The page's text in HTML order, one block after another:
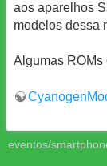
aos aparelhos
modelos dessa
Algumas ROMs
eventos/